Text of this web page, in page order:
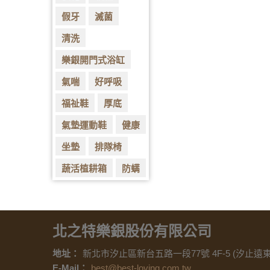
假牙 滅菌
清洗
樂銀開門式浴缸
氣喘 好呼吸
福祉鞋 厚底
氣墊運動鞋 健康
坐墊 排隊椅
蔬活植耕箱 防螨
北之特樂銀股份有限公司
地址：
新北市汐止區新台五路一段77號 4F-5 (汐止遠
E-Mail：
best@best-loving.com.tw